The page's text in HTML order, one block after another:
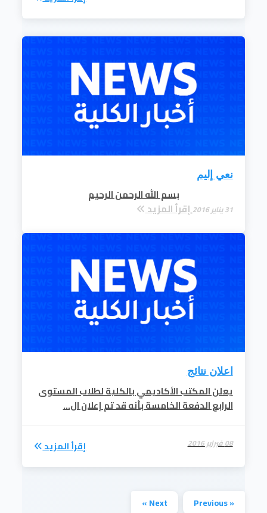
نعي إليم
بسم الله الرحمن الرحيم
31 يناير 2016 إقرأ المزيد
اعلان نتائج
يعلن المكتب الأكاديمي بالكلية لطلاب المستوى
الرابع الدفعة الخامسة بأنه قد تم إعلان ال...
08 فبراير 2016 إقرأ المزيد
« Previous
Next »